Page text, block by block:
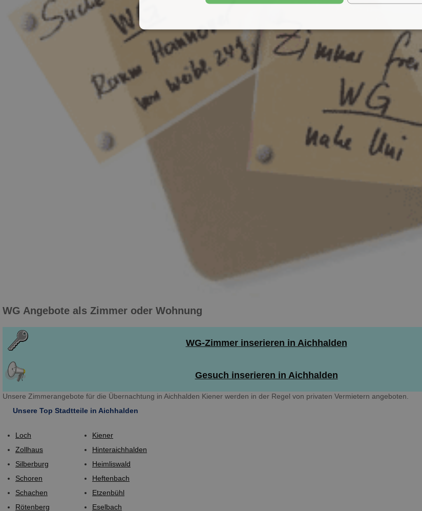
WG Angebote als Zimmer oder Wohnung
WG-Zimmer inserieren in Aichhalden
Gesuch inserieren in Aichhalden
Unsere Zimmerangebote für die Übernachtung in Aichhalden Kiener werden in der Regel von privaten Vermietern angeboten.
Unsere Top Stadtteile in Aichhalden
Loch
Zollhaus
Silberburg
Schoren
Schachen
Rötenberg
Kiener
Hinteraichhalden
Heimliswald
Heftenbach
Etzenbühl
Eselbach